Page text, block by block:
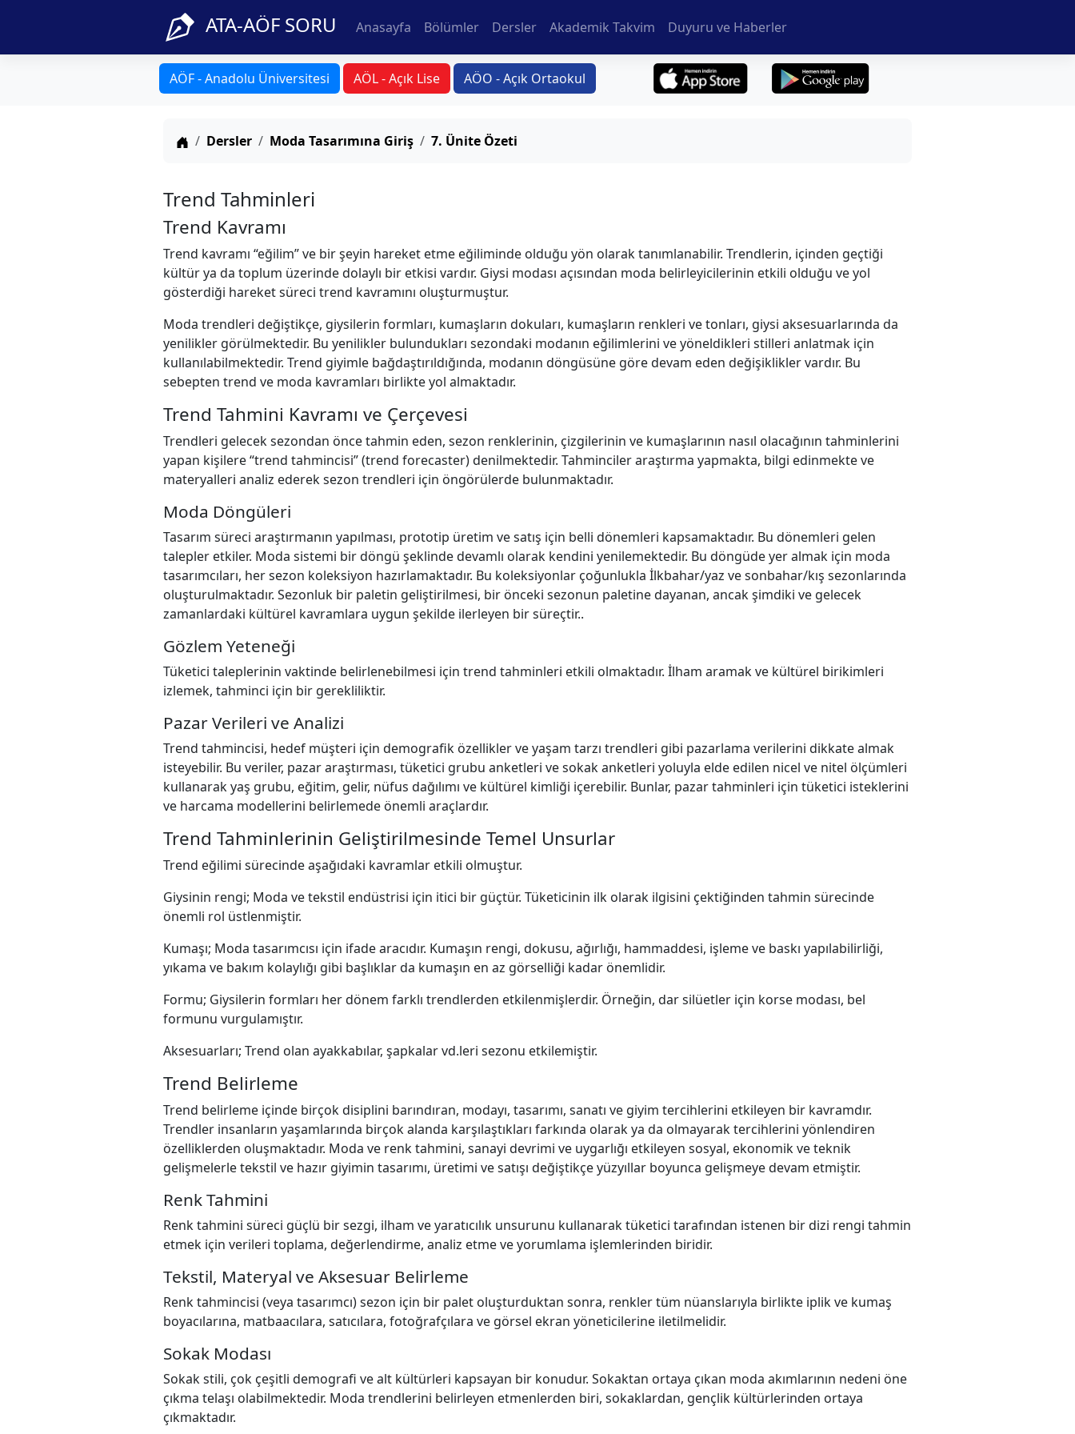
ATA-AÖF SORU Anasayfa Bölümler Dersler Akademik Takvim Duyuru ve Haberler
AÖF - Anadolu Üniversitesi AÖL - Açık Lise AÖO - Açık Ortaokul
Anasayfa
Dersler Moda Tasarımına Giriş 7. Ünite Özeti
Trend Tahminleri
Trend Kavramı
Trend kavramı “eğilim” ve bir şeyin hareket etme eğiliminde olduğu yön olarak tanımlanabilir. Trendlerin, içinden geçtiği
kültür ya da toplum üzerinde dolaylı bir etkisi vardır. Giysi modası açısından moda belirleyicilerinin etkili olduğu ve yol
gösterdiği hareket süreci trend kavramını oluşturmuştur.
Moda trendleri değiştikçe, giysilerin formları, kumaşların dokuları, kumaşların renkleri ve tonları, giysi aksesuarlarında da
yenilikler görülmektedir. Bu yenilikler bulundukları sezondaki modanın eğilimlerini ve yöneldikleri stilleri anlatmak için
kullanılabilmektedir. Trend giyimle bağdaştırıldığında, modanın döngüsüne göre devam eden değişiklikler vardır. Bu
sebepten trend ve moda kavramları birlikte yol almaktadır.
Trend Tahmini Kavramı ve Çerçevesi
Trendleri gelecek sezondan önce tahmin eden, sezon renklerinin, çizgilerinin ve kumaşlarının nasıl olacağının tahminlerini
yapan kişilere “trend tahmincisi” (trend forecaster) denilmektedir. Tahminciler araştırma yapmakta, bilgi edinmekte ve
materyalleri analiz ederek sezon trendleri için öngörülerde bulunmaktadır.
Moda Döngüleri
Tasarım süreci araştırmanın yapılması, prototip üretim ve satış için belli dönemleri kapsamaktadır. Bu dönemleri gelen
talepler etkiler. Moda sistemi bir döngü şeklinde devamlı olarak kendini yenilemektedir. Bu döngüde yer almak için moda
tasarımcıları, her sezon koleksiyon hazırlamaktadır. Bu koleksiyonlar çoğunlukla İlkbahar/yaz ve sonbahar/kış sezonlarında
oluşturulmaktadır. Sezonluk bir paletin geliştirilmesi, bir önceki sezonun paletine dayanan, ancak şimdiki ve gelecek
zamanlardaki kültürel kavramlara uygun şekilde ilerleyen bir süreçtir..
Gözlem Yeteneği
Tüketici taleplerinin vaktinde belirlenebilmesi için trend tahminleri etkili olmaktadır. İlham aramak ve kültürel birikimleri
izlemek, tahminci için bir gerekliliktir.
Pazar Verileri ve Analizi
Trend tahmincisi, hedef müşteri için demografik özellikler ve yaşam tarzı trendleri gibi pazarlama verilerini dikkate almak
isteyebilir. Bu veriler, pazar araştırması, tüketici grubu anketleri ve sokak anketleri yoluyla elde edilen nicel ve nitel ölçümleri
kullanarak yaş grubu, eğitim, gelir, nüfus dağılımı ve kültürel kimliği içerebilir. Bunlar, pazar tahminleri için tüketici isteklerini
ve harcama modellerini belirlemede önemli araçlardır.
Trend Tahminlerinin Geliştirilmesinde Temel Unsurlar
Trend eğilimi sürecinde aşağıdaki kavramlar etkili olmuştur.
Giysinin rengi; Moda ve tekstil endüstrisi için itici bir güçtür. Tüketicinin ilk olarak ilgisini çektiğinden tahmin sürecinde
önemli rol üstlenmiştir.
Kumaşı; Moda tasarımcısı için ifade aracıdır. Kumaşın rengi, dokusu, ağırlığı, hammaddesi, işleme ve baskı yapılabilirliği,
yıkama ve bakım kolaylığı gibi başlıklar da kumaşın en az görselliği kadar önemlidir.
Formu; Giysilerin formları her dönem farklı trendlerden etkilenmişlerdir. Örneğin, dar silüetler için korse modası, bel
formunu vurgulamıştır.
Aksesuarları; Trend olan ayakkabılar, şapkalar vd.leri sezonu etkilemiştir.
Trend Belirleme
Trend belirleme içinde birçok disiplini barındıran, modayı, tasarımı, sanatı ve giyim tercihlerini etkileyen bir kavramdır.
Trendler insanların yaşamlarında birçok alanda karşılaştıkları farkında olarak ya da olmayarak tercihlerini yönlendiren
özelliklerden oluşmaktadır. Moda ve renk tahmini, sanayi devrimi ve uygarlığı etkileyen sosyal, ekonomik ve teknik
gelişmelerle tekstil ve hazır giyimin tasarımı, üretimi ve satışı değiştikçe yüzyıllar boyunca gelişmeye devam etmiştir.
Renk Tahmini
Renk tahmini süreci güçlü bir sezgi, ilham ve yaratıcılık unsurunu kullanarak tüketici tarafından istenen bir dizi rengi tahmin
etmek için verileri toplama, değerlendirme, analiz etme ve yorumlama işlemlerinden biridir.
Tekstil, Materyal ve Aksesuar Belirleme
Renk tahmincisi (veya tasarımcı) sezon için bir palet oluşturduktan sonra, renkler tüm nüanslarıyla birlikte iplik ve kumaş
boyacılarına, matbaacılara, satıcılara, fotoğrafçılara ve görsel ekran yöneticilerine iletilmelidir.
Sokak Modası
Sokak stili, çok çeşitli demografi ve alt kültürleri kapsayan bir konudur. Sokaktan ortaya çıkan moda akımlarının nedeni öne
çıkma telaşı olabilmektedir. Moda trendlerini belirleyen etmenlerden biri, sokaklardan, gençlik kültürlerinden ortaya
çıkmaktadır.